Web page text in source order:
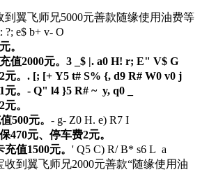
到翼飞师兄5000元善款随缘使用油费等
e$ b+ v- O
。
值2000元。 3 _$ |. a0 H! r; E" V$ G
。 . [; [+ Y5 t# S% {, d9 R# W0 v0 j
。 - Q" l4 }5 R# ~ y, q0 _
。
500元。 - g- Z0 H. e) R7 I
470元、停车费2元。
值1500元。 ' Q5 C) R/ B* s6 L a
收到翼飞师兄2000元善款“随缘使用油